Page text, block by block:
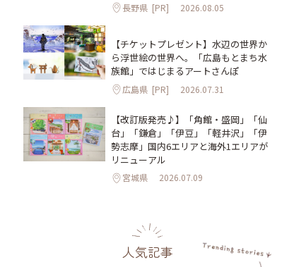
長野県 [PR] 2026.08.05
【チケットプレゼント】水辺の世界か
ら浮世絵の世界へ。「広島もとまち水
族館」ではじまるアートさんぽ
広島県 [PR] 2026.07.31
【改訂版発売♪】「角館・盛岡」「仙
台」「鎌倉」「伊豆」「軽井沢」「伊
勢志摩」国内6エリアと海外1エリアが
リニューアル
宮城県 2026.07.09
人気記事